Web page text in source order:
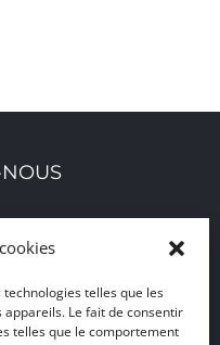
telles que les
Le fait de consentir
telles que le comportement